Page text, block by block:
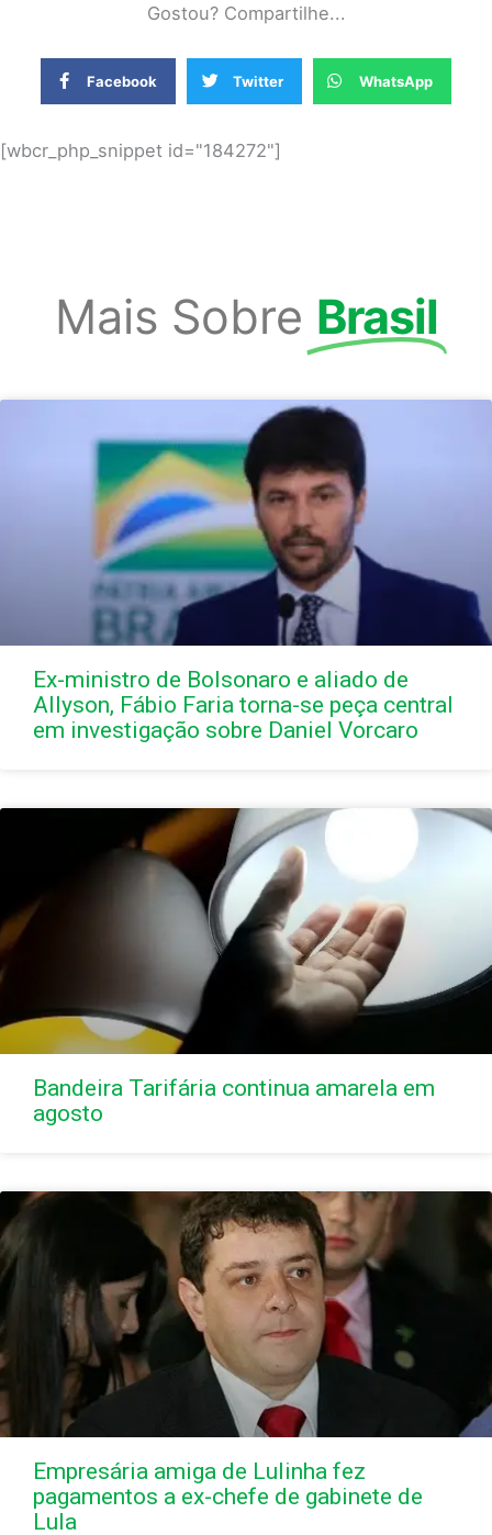
Gostou? Compartilhe...
Facebook Twitter WhatsApp
[wbcr_php_snippet id="184272"]
Mais Sobre Brasil
Ex-ministro de Bolsonaro e aliado de
Allyson, Fábio Faria torna-se peça central
em investigação sobre Daniel Vorcaro
Bandeira Tarifária continua amarela em
agosto
Empresária amiga de Lulinha fez
pagamentos a ex-chefe de gabinete de
Lula